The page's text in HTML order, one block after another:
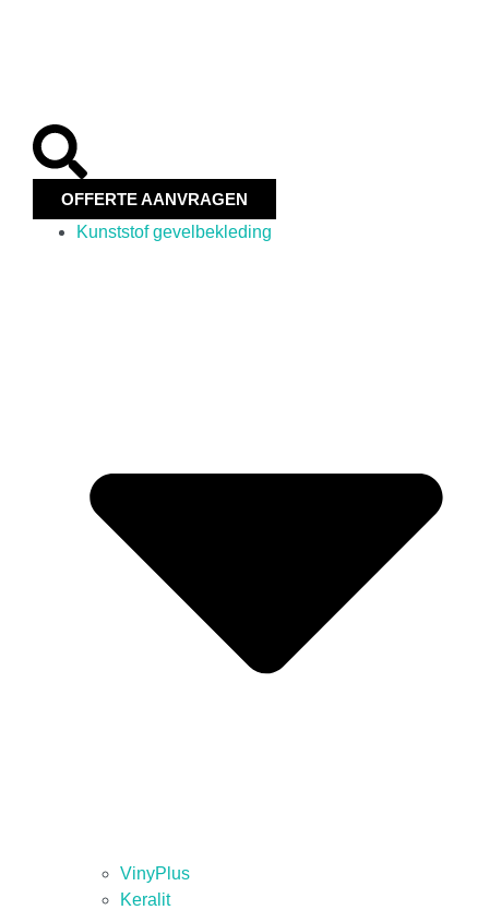
OFFERTE AANVRAGEN
Kunststof gevelbekleding
VinyPlus
Keralit